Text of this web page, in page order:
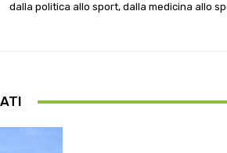
dalla politica allo sport, dalla medicina allo